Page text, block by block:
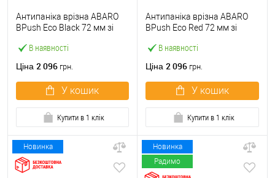
В наявності
Антипаніка врізна ABARO
BPush Eco Black 72 мм зі
Ціна 2 096 грн.
У кошик
Купити в 1 клік
В наявності
Антипаніка врізна ABARO
BPush Eco Red 72 мм зі
Ціна 2 096 грн.
У кошик
Купити в 1 клік
Новинка
Новинка
Радимо